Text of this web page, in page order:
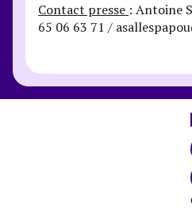
Contact presse : Antoine
65 06 63 71 /